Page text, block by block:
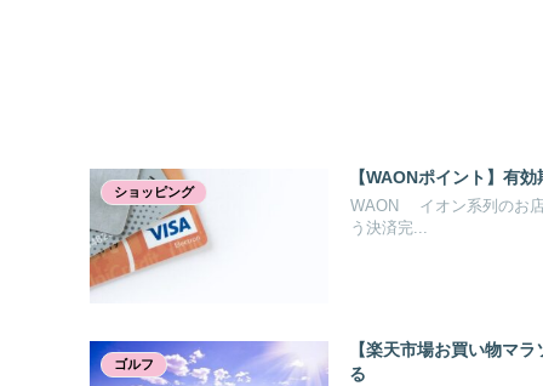
ショッピング
【WAONポイント】有
WAON イオン系列のお店
う決済完...
ゴルフ
【楽天市場お買い物マ
る